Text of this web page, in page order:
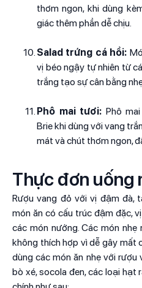
thơm ngon, khi dùng
giác thêm phần dễ chịu.
Salad trứng cá hồi:
vị béo ngậy tự nhiên từ
trắng tạo sự cân bằng
Phô mai tươi: Phô
Brie khi dùng với vang
mát và chút thơm ngon,
Thực đơn uống
Rượu vang đỏ với vị đậm đà,
món ăn có cấu trúc đậm đặc,
các món nướng. Các món
không thích hợp vì dễ gây mất
dùng các món ăn nhẹ với
bò xé, socola đen, các loại hạt